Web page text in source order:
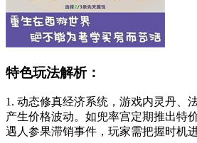
特色玩法解析：
1. 动态修真经济系统，游戏内灵丹、
产生价格波动。如兜率宫定期推出特
遇人参果滞销事件，玩家需把握时机